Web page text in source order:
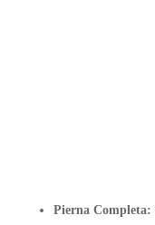
Pierna Completa: